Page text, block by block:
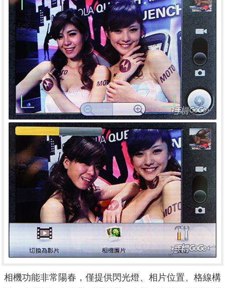
相機功能非常陽春，僅提供閃光燈、相片位置、格線構